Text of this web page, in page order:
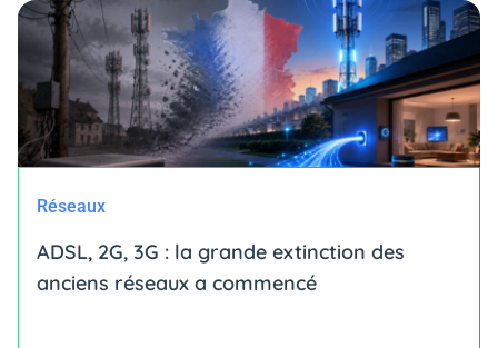
Réseaux
ADSL, 2G, 3G : la grande extinction des
anciens réseaux a commencé